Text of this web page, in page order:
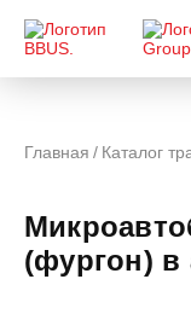
Главная Каталог
(фургон) в